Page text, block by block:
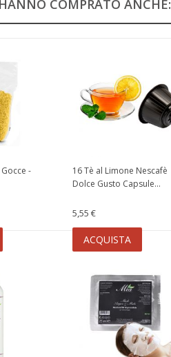
COMPRATO ANCHE:
-
16 Tè al Limone Nescafè
Dolce Gusto Capsule...
5,55 €
ACQUISTA